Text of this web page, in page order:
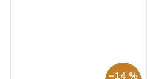
–14 %